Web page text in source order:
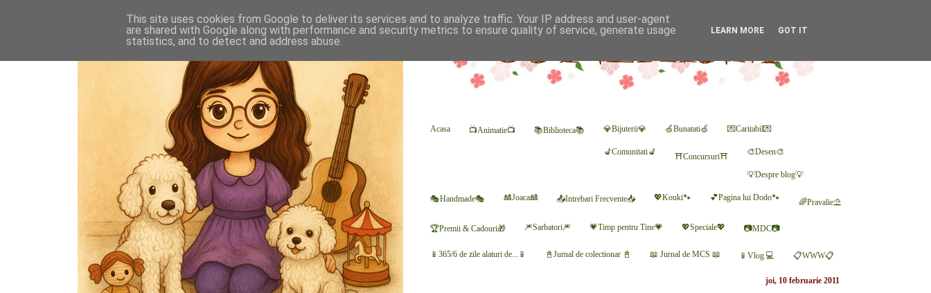
Acasa 📺Animatie📺 📚Biblioteca📚 💎Bijuterii💎 🍏Bunatati🍏 💌Caritabil💌
💺Comunitati💺 ⛩Concursuri⛩ 🎨Desen🎨
💡Despre blog💡
🎭Handmade🎭 🎎Joaca🎎 📤Intrebari Frecvente📥 💖Kouki🐾 💕Pagina lui Dodo🐾 🌈Pravalie⛱
🏆Premii & Cadouri🎁 🎆Sarbatori🎆 💗Timp pentru Tine💗 💖Speciale💖 📷MDC📷
📱365/6 de zile alaturi de...📱 📓Jurnal de colectionar 📓 📖 Jurnal de MCS 📖 📱Vlog 💻 📋WWW📋
joi, 10 februarie 2011
This site uses cookies from Google to deliver its services and to analyze traffic. Your IP address and user-agent
are shared with Google along with performance and security metrics to ensure quality of service, generate usage
statistics, and to detect and address abuse.
LEARN MORE GOT IT